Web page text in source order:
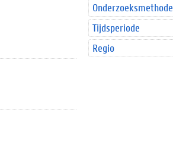
Onderzoeksmethode
Tijdsperiode
Regio